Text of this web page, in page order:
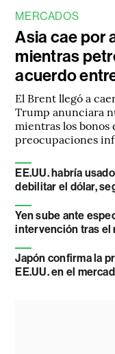
MERCADOS
Asia cae por
mientras
acuerdo
El Brent llegó a
Trump anunciara
mientras los bonos
preocupaciones
EE.UU. habría
debilitar el dólar,
Yen sube ante
intervención tras el
Japón confirma la
EE.UU. en el